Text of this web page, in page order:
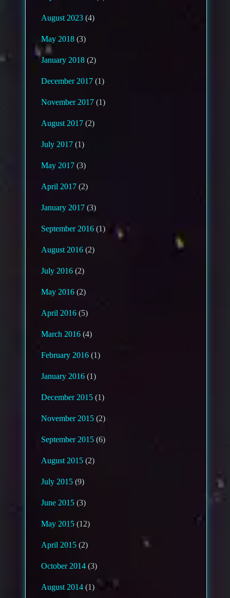
August 2023 (4)
May 2018 (3)
January 2018 (2)
December 2017 (1)
November 2017 (1)
August 2017 (2)
July 2017 (1)
May 2017 (3)
April 2017 (2)
January 2017 (3)
September 2016 (1)
August 2016 (2)
July 2016 (2)
May 2016 (2)
April 2016 (5)
March 2016 (4)
February 2016 (1)
January 2016 (1)
December 2015 (1)
November 2015 (2)
September 2015 (6)
August 2015 (2)
July 2015 (9)
June 2015 (3)
May 2015 (12)
April 2015 (2)
October 2014 (3)
August 2014 (1)